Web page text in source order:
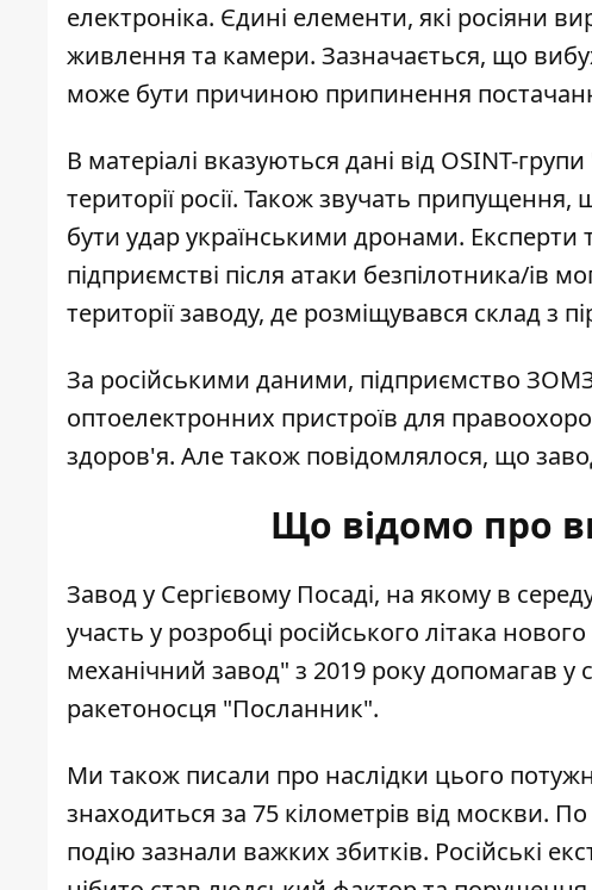
електроніка. Єдині елементи, які росіяни
живлення та камери. Зазначається, що
може бути причиною припинення
В матеріалі вказуються дані від OSINT-
території росії. Також звучать
бути удар українськими дронами.
підприємстві після атаки безпілотника/ів
території заводу, де розміщувався склад з
За російськими даними, підприємство
оптоелектронних пристроїв для
здоров'я. Але також повідомлялося, що
Що відомо про
Завод у Сергієвому Посаді, на якому в
участь у розробці російського літака
механічний завод" з 2019 року допомагав у
ракетоносця "Посланник".
Ми також писали про наслідки цього
знаходиться за 75 кілометрів від москви. По
подію зазнали важких збитків. Російські